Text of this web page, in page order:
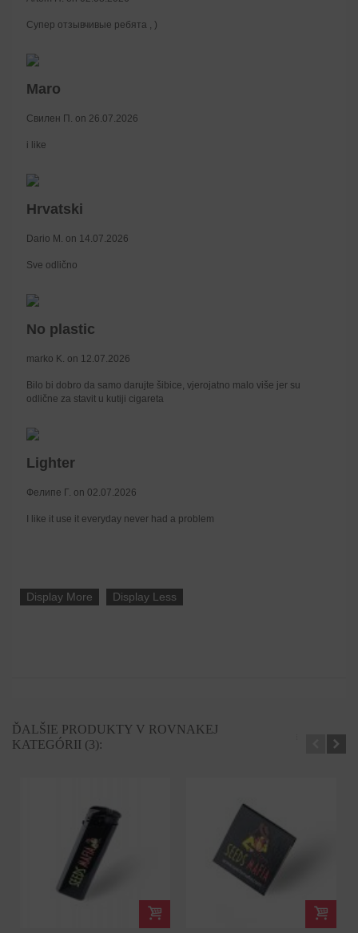
Супер отзывчивые ребята , )
Maro
Свилен П. on 26.07.2026
i like
Hrvatski
Dario M. on 14.07.2026
Sve odlično
No plastic
marko K. on 12.07.2026
Bilo bi dobro da samo darujte šibice, vjerojatno malo više jer su
odlične za stavit u kutiji cigareta
Lighter
Фелипе Г. on 02.07.2026
I like it use it everyday never had a problem
Display More Display Less
ĎALŠIE PRODUKTY V ROVNAKEJ
KATEGÓRII (3):